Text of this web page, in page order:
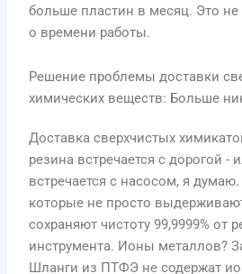
больше пластин в месяц. Это не
о времени работы.
Решение проблемы доставки
химических веществ: Больше
Доставка сверхчистых
резина встречается с дорогой -
встречается с насосом, я
которые не просто
сохраняют чистоту 99,9999% от
инструмента. Ионы металлов?
Шланги из ПТФЭ не содержат